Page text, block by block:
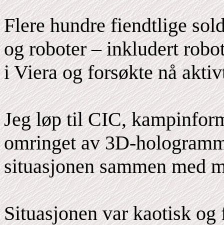
Flere hundre fiendtlige
og roboter – inkludert
i Viera og forsøkte nå
Jeg løp til CIC,
omringet av 3D-
situasjonen sammen med
Situasjonen var kaotisk